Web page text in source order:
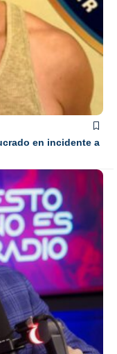
en incidente a